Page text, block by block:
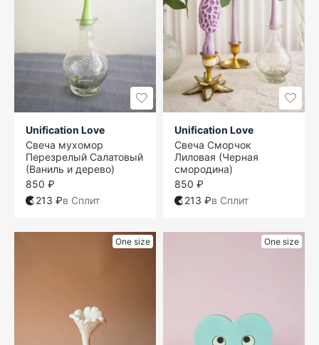
Unification Love
Свеча мухомор
Перезрелый Салатовый
(Ваниль и дерево)
850 ₽
213 ₽в Сплит
Unification Love
Свеча Сморчок
Лиловая (Черная
смородина)
850 ₽
213 ₽в Сплит
One size One size